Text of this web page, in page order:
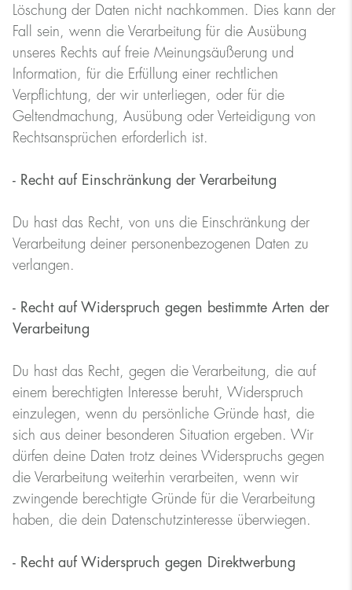
Löschung der Daten nicht nachkommen. Dies kann der
Fall sein, wenn die Verarbeitung für die Ausübung
unseres Rechts auf freie Meinungsäußerung und
Information, für die Erfüllung einer rechtlichen
Verpflichtung, der wir unterliegen, oder für die
Geltendmachung, Ausübung oder Verteidigung von
Rechtsansprüchen erforderlich ist.
- Recht auf Einschränkung der Verarbeitung
Du hast das Recht, von uns die Einschränkung der
Verarbeitung deiner personenbezogenen Daten zu
verlangen.
- Recht auf Widerspruch gegen bestimmte Arten der
Verarbeitung
Du hast das Recht, gegen die Verarbeitung, die auf
einem berechtigten Interesse beruht, Widerspruch
einzulegen, wenn du persönliche Gründe hast, die
sich aus deiner besonderen Situation ergeben. Wir
dürfen deine Daten trotz deines Widerspruchs gegen
die Verarbeitung weiterhin verarbeiten, wenn wir
zwingende berechtigte Gründe für die Verarbeitung
haben, die dein Datenschutzinteresse überwiegen.
- Recht auf Widerspruch gegen Direktwerbung